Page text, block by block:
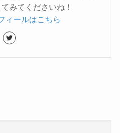
みてくださいね！
ィールはこちら